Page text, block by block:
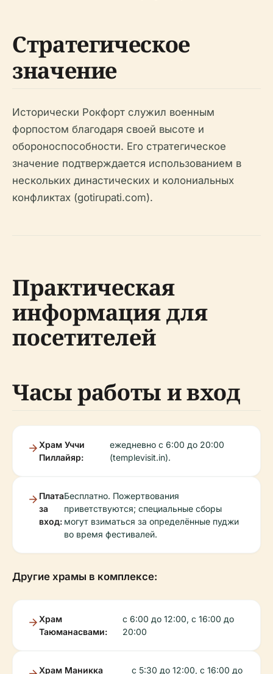
Стратегическое
значение
Исторически Рокфорт служил военным
форпостом благодаря своей высоте и
обороноспособности. Его стратегическое
значение подтверждается использованием в
нескольких династических и колониальных
конфликтах (gotirupati.com).
Практическая
информация для
посетителей
Часы работы и вход
Храм Уччи
Пиллайяр:
ежедневно с 6:00 до 20:00
(templevisit.in).
Плата
за
вход:
Бесплатно. Пожертвования
приветствуются; специальные сборы
могут взиматься за определённые пуджи
во время фестивалей.
Другие храмы в комплексе:
Храм
Таюманасвами:
с 6:00 до 12:00, с 16:00 до
20:00
Храм Маникка с 5:30 до 12:00, с 16:00 до